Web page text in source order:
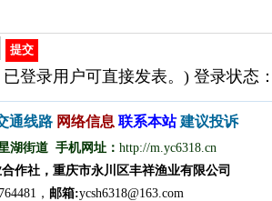
登录用户可直接发表。) 登录状态：
湖街道 手机网址： http://m.yc6318.cn
作社，重庆市永川区丰祥渔业有限公司
， 邮箱:ycsh6318@163.com
通线路 网络信息 联系本站 建议投诉